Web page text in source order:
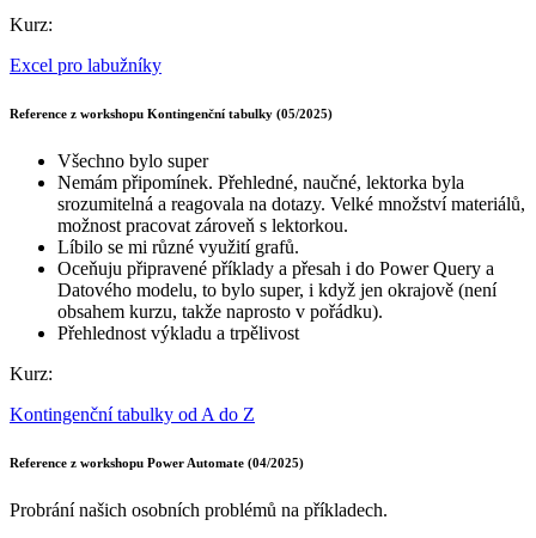
Kurz:
Excel pro labužníky
Reference z workshopu Kontingenční tabulky (05/2025)
Všechno bylo super
Nemám připomínek. Přehledné, naučné, lektorka byla
srozumitelná a reagovala na dotazy. Velké množství materiálů,
možnost pracovat zároveň s lektorkou.
Líbilo se mi různé využití grafů.
Oceňuju připravené příklady a přesah i do Power Query a
Datového modelu, to bylo super, i když jen okrajově (není
obsahem kurzu, takže naprosto v pořádku).
Přehlednost výkladu a trpělivost
Kurz:
Kontingenční tabulky od A do Z
Reference z workshopu Power Automate (04/2025)
Probrání našich osobních problémů na příkladech.